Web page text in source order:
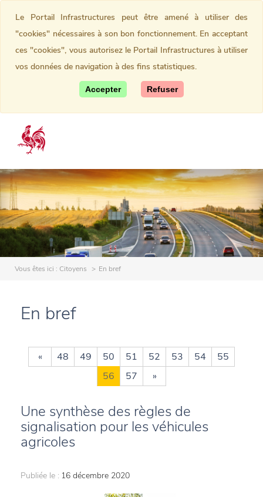
Vous êtes ici : Citoyens En bref
En bref
« 48 49 50 51 52 53 54
55
56
57 »
Une synthèse des règles de
signalisation pour les véhicules
agricoles
Publiée le : 16 décembre 2020
Le Portail Infrastructures peut être amené à utiliser des
"cookies" nécessaires à son bon fonctionnement. En acceptant
ces "cookies", vous autorisez le Portail Infrastructures à utiliser
vos données de navigation à des fins statistiques.
Accepter Refuser